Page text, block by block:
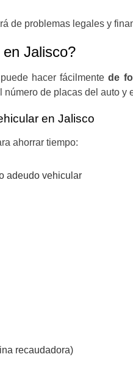
de problemas legales y
Jalisco?
hacer fácilmentede
de placas del auto y
en Jalisco
ahorrar tiempo:
adeudo vehicular
recaudadora)